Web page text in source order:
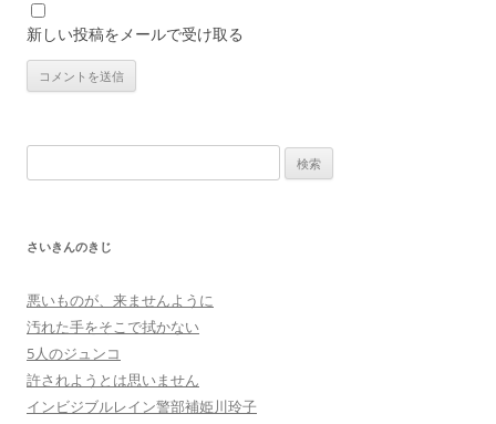
新しい投稿をメールで受け取る
索:
さいきんのきじ
悪いものが、来ませんように
汚れた手をそこで拭かない
5人のジュンコ
許されようとは思いません
インビジブルレイン警部補姫川玲子